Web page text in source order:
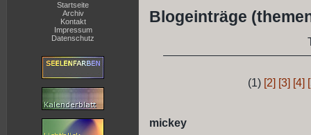
Startseite
Archiv
Kontakt
Impressum
Datenschutz
Blogeinträge
(1) [2] [3] [4]
mickey